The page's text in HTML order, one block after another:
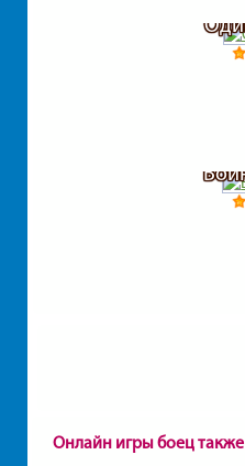
Онлайн игры боец также